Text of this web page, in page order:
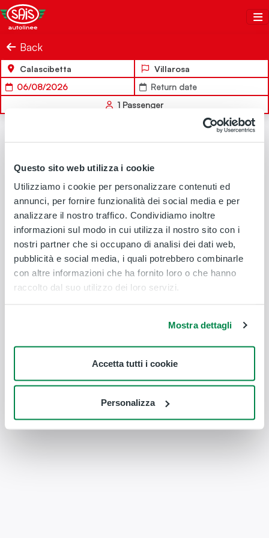
Questo sito web utilizza i cookie
Utilizziamo i cookie per personalizzare contenuti ed
annunci, per fornire funzionalità dei social media e per
analizzare il nostro traffico. Condividiamo inoltre
informazioni sul modo in cui utilizza il nostro sito con i
nostri partner che si occupano di analisi dei dati web,
pubblicità e social media, i quali potrebbero combinarle
con altre informazioni che ha fornito loro o che hanno
raccolto dal suo utilizzo dei loro servizi.
Mostra dettagli
Accetta tutti i cookie
Personalizza
Salta al contenuto
Sais Autolinee
Back
Calascibetta
Villarosa
06/08/2026
Return date
1 Passenger
No travel solutions available for the selected search criteria